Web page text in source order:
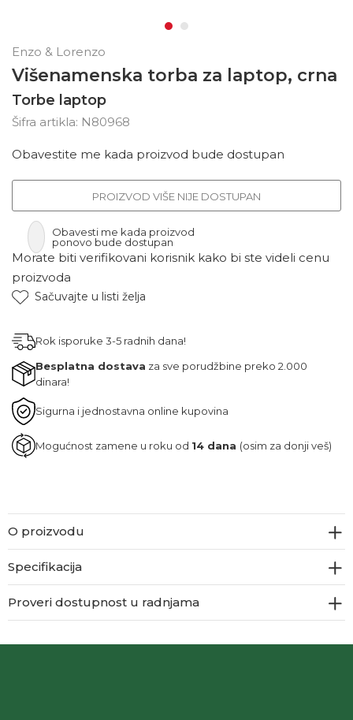
Enzo & Lorenzo
Višenamenska torba za laptop, crna
Torbe laptop
Šifra artikla: N80968
Obavestite me kada proizvod bude dostupan
PROIZVOD VIŠE NIJE DOSTUPAN
Obavesti me kada proizvod
ponovo bude dostupan
Morate biti verifikovani korisnik kako bi ste videli cenu
proizvoda
Sačuvajte u listi želja
Rok isporuke 3-5 radnih dana!
Besplatna dostava za sve porudžbine preko 2.000
dinara!
Sigurna i jednostavna online kupovina
Mogućnost zamene u roku od 14 dana (osim za donji veš)
O proizvodu
Specifikacija
Proveri dostupnost u radnjama